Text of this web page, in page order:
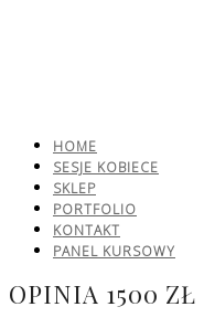
HOME
SESJE KOBIECE
SKLEP
PORTFOLIO
KONTAKT
PANEL KURSOWY
OPINIA 1500 ZŁ